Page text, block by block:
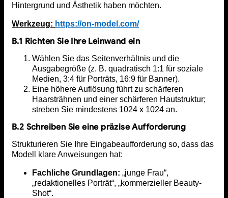
Hintergrund und Ästhetik haben möchten.
Werkzeug: https://on-model.com/
B.1 Richten Sie Ihre Leinwand ein
Wählen Sie das Seitenverhältnis und die
Ausgabegröße (z. B. quadratisch 1:1 für soziale
Medien, 3:4 für Porträts, 16:9 für Banner).
Eine höhere Auflösung führt zu schärferen
Haarsträhnen und einer schärferen Hautstruktur;
streben Sie mindestens 1024 x 1024 an.
B.2 Schreiben Sie eine präzise Aufforderung
Strukturieren Sie Ihre Eingabeaufforderung so, dass das
Modell klare Anweisungen hat:
Fachliche Grundlagen: „junge Frau“,
„redaktionelles Porträt“, „kommerzieller Beauty-
Shot“.